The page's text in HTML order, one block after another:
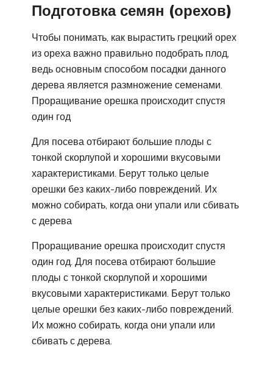
Подготовка семян (орехов)
Чтобы понимать, как вырастить грецкий орех
из ореха важно правильно подобрать плод,
ведь основным способом посадки данного
дерева является размножение семенами.
Проращивание орешка происходит спустя
один год
Для посева отбирают большие плоды с
тонкой скорлупой и хорошими вкусовыми
характеристиками. Берут только целые
орешки без каких-либо повреждений. Их
можно собирать, когда они упали или сбивать
с дерева
Проращивание орешка происходит спустя
один год. Для посева отбирают большие
плоды с тонкой скорлупой и хорошими
вкусовыми характеристиками. Берут только
целые орешки без каких-либо повреждений.
Их можно собирать, когда они упали или
сбивать с дерева.